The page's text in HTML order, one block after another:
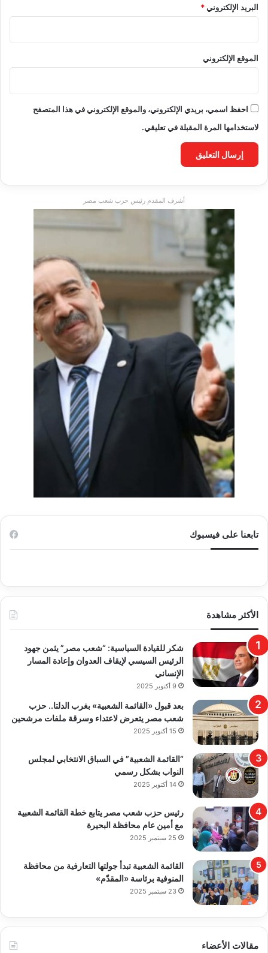
البريد الإلكتروني*
الموقع الإلكتروني
احفظ اسمي، بريدي الإلكتروني، والموقع الإلكتروني في هذا المتصفح
لاستخدامها المرة المقبلة في تعليقي.
أشرف المقدم رئيس حزب شعب مصر
تابعنا على فيسبوك
الأكثر مشاهدة
​شكر للقيادة السياسية: “شعب مصر” يثمن جهود
الرئيس السيسي لإيقاف العدوان وإعادة المسار
الإنساني
9 أكتوبر 2025
بعد قبول «القائمة الشعبية» بغرب الدلتا.. حزب
شعب مصر يتعرض لاعتداء وسرقة ملفات مرشحين
15 أكتوبر 2025
“القائمة الشعبية” في السباق الانتخابي لمجلس
النواب بشكل رسمي
14 أكتوبر 2025
رئيس حزب شعب مصر يتابع خطة القائمة الشعبية
مع أمين عام محافظة البحيرة
25 سبتمبر 2025
القائمة الشعبية تبدأ جولتها التعارفية من محافظة
المنوفية برئاسة «المقدّم»
23 سبتمبر 2025
مقالات الأعضاء